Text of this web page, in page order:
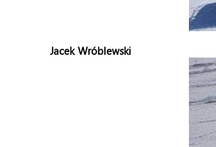
Jacek Wróblewski